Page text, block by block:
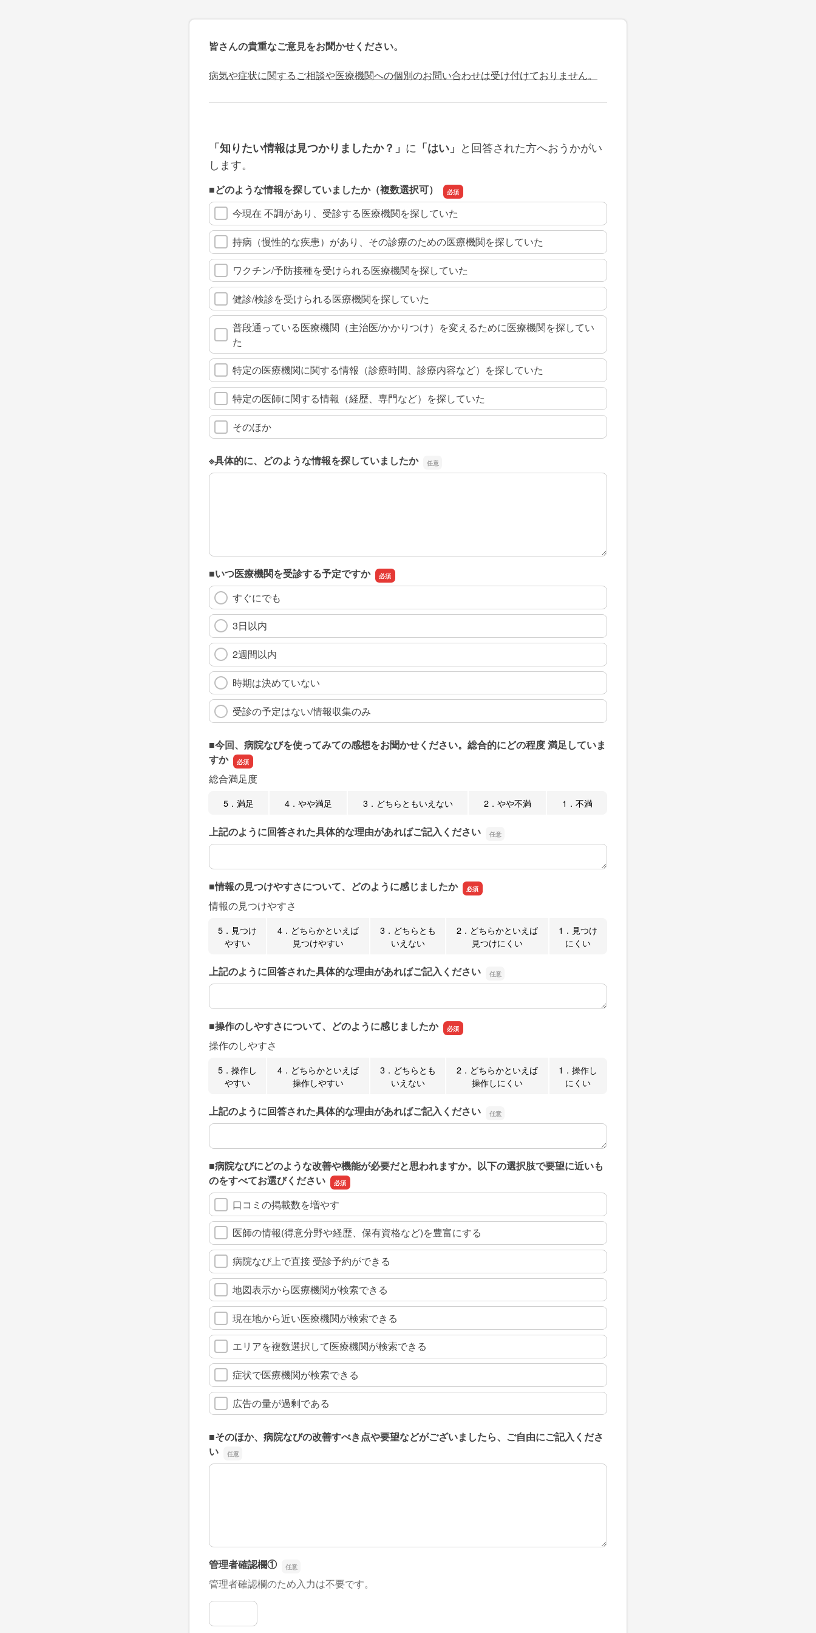
皆さんの貴重なご意見をお聞かせください。
病気や症状に関するご相談や医療機関への個別のお問い合わせは受け付けておりません。
「知りたい情報は見つかりましたか？」 に 「はい」 と回答された方へおうかがい
します。
■どのような情報を探していましたか（複数選択可）
今現在 不調があり、受診する医療機関を探していた
持病（慢性的な疾患）があり、その診療のための医療機関を探していた
ワクチン/予防接種を受けられる医療機関を探していた
健診/検診を受けられる医療機関を探していた
普段通っている医療機関（主治医/かかりつけ）を変えるために医療機関を探してい
た
特定の医療機関に関する情報（診療時間、診療内容など）を探していた
特定の医師に関する情報（経歴、専門など）を探していた
そのほか
※具体的に、どのような情報を探していましたか
※具体的に、どのような情報を探していましたか
■いつ医療機関を受診する予定ですか
すぐにでも
3日以内
2週間以内
時期は決めていない
受診の予定はない/情報収集のみ
■今回、病院なびを使ってみての感想をお聞かせください。総合的にどの程度 満足していま
すか
総合満足度
5．満足 4．やや満足 3．どちらともいえない 2．やや不満 1．不満
上記のように回答された具体的な理由があればご記入ください
上記のように回答された具体的な理由があればご記入ください
■情報の見つけやすさについて、どのように感じましたか
情報の見つけやすさ
5．見つけ
やすい
4．どちらかといえば
見つけやすい
3．どちらとも
いえない
2．どちらかといえば
見つけにくい
1．見つけ
にくい
上記のように回答された具体的な理由があればご記入ください
上記のように回答された具体的な理由があればご記入ください
■操作のしやすさについて、どのように感じましたか
操作のしやすさ
5．操作し
やすい
4．どちらかといえば
操作しやすい
3．どちらとも
いえない
2．どちらかといえば
操作しにくい
1．操作し
にくい
上記のように回答された具体的な理由があればご記入ください
上記のように回答された具体的な理由があればご記入ください
■病院なびにどのような改善や機能が必要だと思われますか。以下の選択肢で要望に近いも
のをすべてお選びください
口コミの掲載数を増やす
医師の情報(得意分野や経歴、保有資格など)を豊富にする
病院なび上で直接 受診予約ができる
地図表示から医療機関が検索できる
現在地から近い医療機関が検索できる
エリアを複数選択して医療機関が検索できる
症状で医療機関が検索できる
広告の量が過剰である
■そのほか、病院なびの改善すべき点や要望などがございましたら、ご自由にご記入くださ
い
■そのほか、病院なびの改善すべき点や要望などがございましたら、ご自由にご記入ください
管理者確認欄①
管理者確認欄のため入力は不要です。
管理者確認欄①